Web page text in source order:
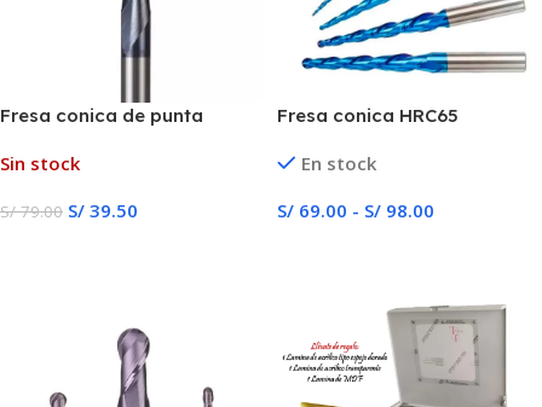
Fresa conica de punta
Sin stock
S/79.00 S/ 39.50
Fresa conica HRC65
En stock
S/ 69.00 - S/ 98.00